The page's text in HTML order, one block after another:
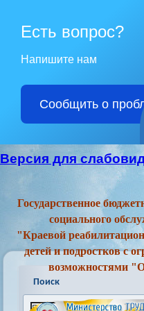
Есть вопрос?
Напишите нам
Сообщить о
Версия для
Государственное
социального
"Краевой
детей и подростков с
возможностями
Поиск